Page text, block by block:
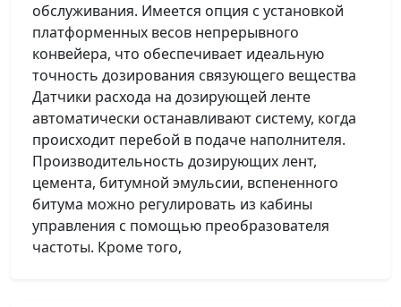
обслуживания. Имеется опция с установкой
платформенных весов непрерывного
конвейера, что обеспечивает идеальную
точность дозирования связующего вещества
Датчики расхода на дозирующей ленте
автоматически останавливают систему, когда
происходит перебой в подаче наполнителя.
Производительность дозирующих лент,
цемента, битумной эмульсии, вспененного
битума можно регулировать из кабины
управления с помощью преобразователя
частоты. Кроме того,